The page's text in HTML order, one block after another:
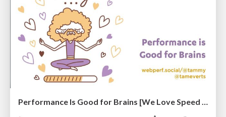
Performance Is Good for Brains [We Love Speed 2024]